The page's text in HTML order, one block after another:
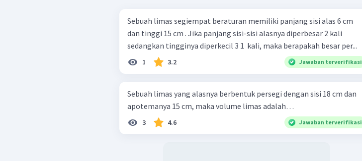
Sebuah limas segiempat beraturan memiliki panjang sisi alas 6 cm
dan tinggi 15 cm . Jika panjang sisi-sisi alasnya diperbesar 2 kali
sedangkan tingginya diperkecil 3 1 ​ kali, maka berapakah besar per...
1 3.2 Jawaban terverifikasi
Sebuah limas yang alasnya berbentuk persegi dengan sisi 18 cm dan
apotemanya 15 cm, maka volume limas adalah…
3 4.6 Jawaban terverifikasi